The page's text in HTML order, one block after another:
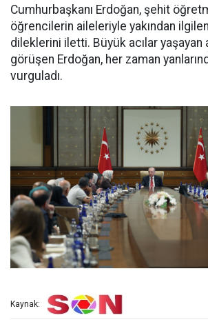
Cumhurbaşkanı Erdoğan, şehit
öğrencilerin aileleriyle yakından
dileklerini iletti. Büyük acılar
görüşen Erdoğan, her zaman
vurguladı.
Kaynak: